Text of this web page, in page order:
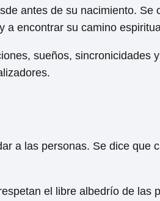
antes de su nacimiento. Se
a encontrar su camino
sueños, sincronicidades
a las personas. Se dice que
el libre albedrío de las